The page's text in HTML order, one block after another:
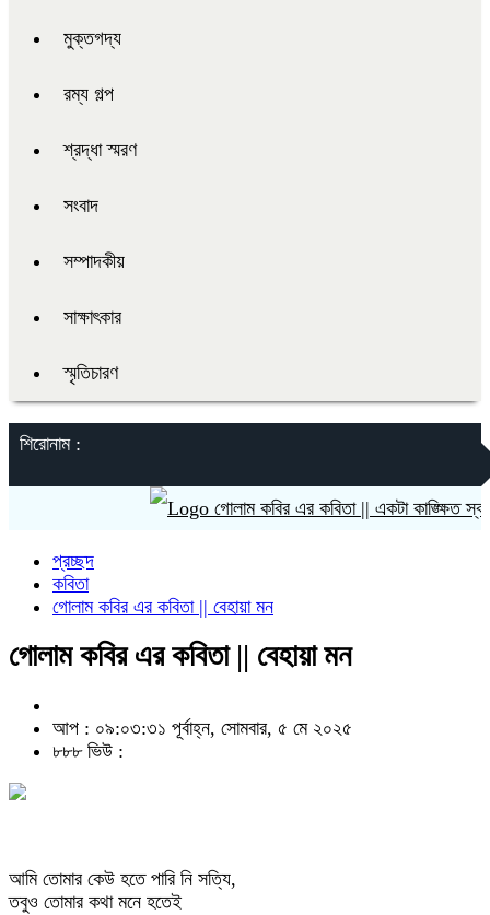
মুক্তগদ্য
রম্য গল্প
শ্রদ্ধা স্মরণ
সংবাদ
সম্পাদকীয়
সাক্ষাৎকার
স্মৃতিচারণ
শিরোনাম :
গোলাম কবির এর কবিতা || একটা কাঙ্ক্ষিত
প্রচ্ছদ
কবিতা
গোলাম কবির এর কবিতা || বেহায়া মন
গোলাম কবির এর কবিতা || বেহায়া মন
আপ : ০৯:০৩:৩১ পূর্বাহ্ন, সোমবার, ৫ মে ২০২৫
৮৮৮ ভিউ :
আমি তোমার কেউ হতে পারি নি সত্যি,
তবুও তোমার কথা মনে হতেই